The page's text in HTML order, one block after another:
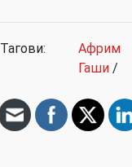
Тагови:
Африм
Гаши /